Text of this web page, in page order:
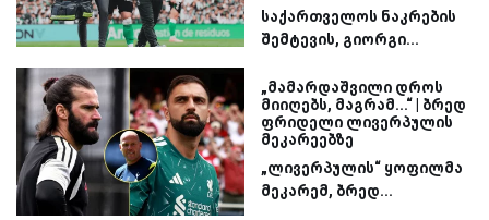
საქართველოს ნაკრების
შემტევის, გიორგი...
„მამარდაშვილი დროს
მიიღებს, მაგრამ...“ | ბრედ
ფრიდელი ლივერპულის
მეკარეებზე
„ლივერპულის“ ყოფილმა
მეკარემ, ბრედ...